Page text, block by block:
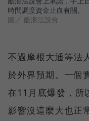
時間調度資金止血有關。
圖／ 酷澎法說會
不過摩根大通等法
於外界預期。一個
在11月底爆發，所
影響沒這麼大也正